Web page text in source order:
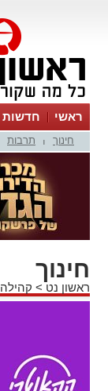
ראשי חדשות
חינוך תרבות
חינוך
ראשון נט > קהילה